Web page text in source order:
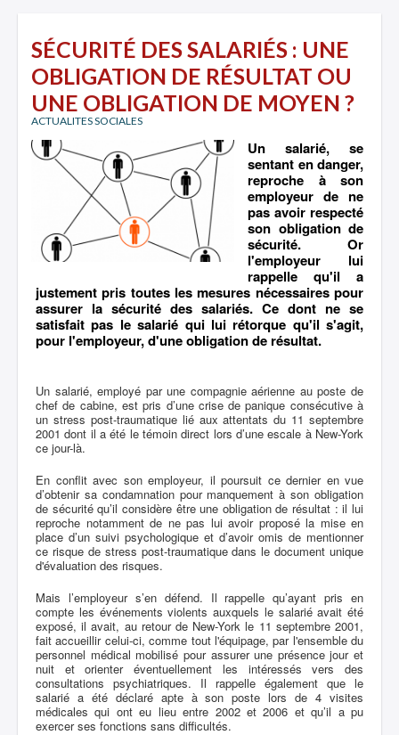
SÉCURITÉ DES SALARIÉS : UNE
OBLIGATION DE RÉSULTAT OU
UNE OBLIGATION DE MOYEN ?
ACTUALITES SOCIALES
Un salarié, se
sentant en danger,
reproche à son
employeur de ne
pas avoir respecté
son obligation de
sécurité. Or
l'employeur lui
rappelle qu'il a
justement pris toutes les mesures nécessaires pour
assurer la sécurité des salariés. Ce dont ne se
satisfait pas le salarié qui lui rétorque qu'il s'agit,
pour l'employeur, d'une obligation de résultat.
Un salarié, employé par une compagnie aérienne au poste de
chef de cabine, est pris d’une crise de panique consécutive à
un stress post-traumatique lié aux attentats du 11 septembre
2001 dont il a été le témoin direct lors d’une escale à New-York
ce jour-là.
En conflit avec son employeur, il poursuit ce dernier en vue
d’obtenir sa condamnation pour manquement à son obligation
de sécurité qu’il considère être une obligation de résultat : il lui
reproche notamment de ne pas lui avoir proposé la mise en
place d’un suivi psychologique et d’avoir omis de mentionner
ce risque de stress post-traumatique dans le document unique
d'évaluation des risques.
Mais l’employeur s’en défend. Il rappelle qu’ayant pris en
compte les événements violents auxquels le salarié avait été
exposé, il avait, au retour de New-York le 11 septembre 2001,
fait accueillir celui-ci, comme tout l'équipage, par l'ensemble du
personnel médical mobilisé pour assurer une présence jour et
nuit et orienter éventuellement les intéressés vers des
consultations psychiatriques. Il rappelle également que le
salarié a été déclaré apte à son poste lors de 4 visites
médicales qui ont eu lieu entre 2002 et 2006 et qu’il a pu
exercer ses fonctions sans difficultés.